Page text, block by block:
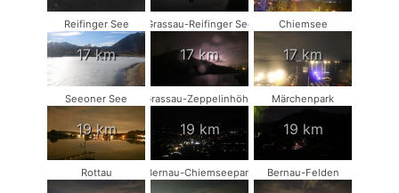
Reifinger See
17 km
Grassau-Reifinger See
17 km
Chiemsee
17 km
Seeoner See
19 km
Grassau-Zeppelinhöhe
19 km
Märchenpark
19 km
Rottau Bernau-Chiemseepark Bernau-Felden